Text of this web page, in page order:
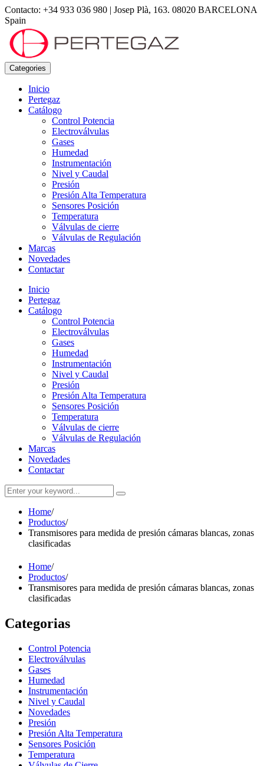
Contacto: +34 933 036 980 | Josep Plà, 163. 08020 BARCELONA
Spain
Categories
Inicio
Pertegaz
Catálogo
Control Potencia
Electroválvulas
Gases
Humedad
Instrumentación
Nivel y Caudal
Presión
Presión Alta Temperatura
Sensores Posición
Temperatura
Válvulas de cierre
Válvulas de Regulación
Marcas
Novedades
Contactar
Inicio
Pertegaz
Catálogo
Control Potencia
Electroválvulas
Gases
Humedad
Instrumentación
Nivel y Caudal
Presión
Presión Alta Temperatura
Sensores Posición
Temperatura
Válvulas de cierre
Válvulas de Regulación
Marcas
Novedades
Contactar
Home/
Productos/
Transmisores para medida de presión cámaras blancas, zonas
clasificadas
Home/
Productos/
Transmisores para medida de presión cámaras blancas, zonas
clasificadas
Categorias
Control Potencia
Electroválvulas
Gases
Humedad
Instrumentación
Nivel y Caudal
Novedades
Presión
Presión Alta Temperatura
Sensores Posición
Temperatura